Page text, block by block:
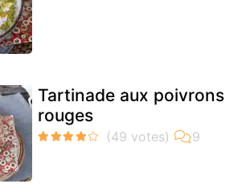
Tartinade aux poivrons
rouges